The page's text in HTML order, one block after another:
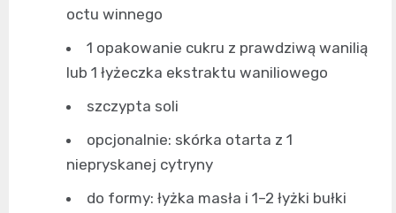
octu winnego
1 opakowanie cukru z prawdziwą wanilią
lub 1 łyżeczka ekstraktu waniliowego
szczypta soli
opcjonalnie: skórka otarta z 1
niepryskanej cytryny
do formy: łyżka masła i 1–2 łyżki bułki